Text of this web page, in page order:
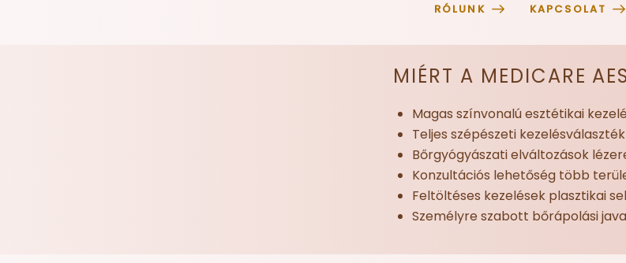
RÓLUNK KAPCSOLAT
MIÉRT A MEDICARE
Magas színvonalú esztétikai
Teljes szépészeti
Bőrgyógyászati elváltozások
Konzultációs lehetőség több
Feltöltéses kezelések plasztikai
Személyre szabott bőrápolási